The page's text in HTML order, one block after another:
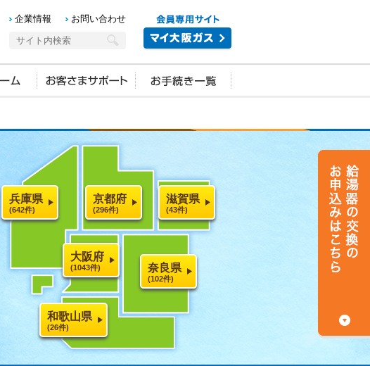
企業情報 お問い合わせ
兵庫県
(642件)
京都府
(296件)
滋賀県
(43件)
大阪府
(1043件) 奈良県
(102件)
和歌山県
(26件)